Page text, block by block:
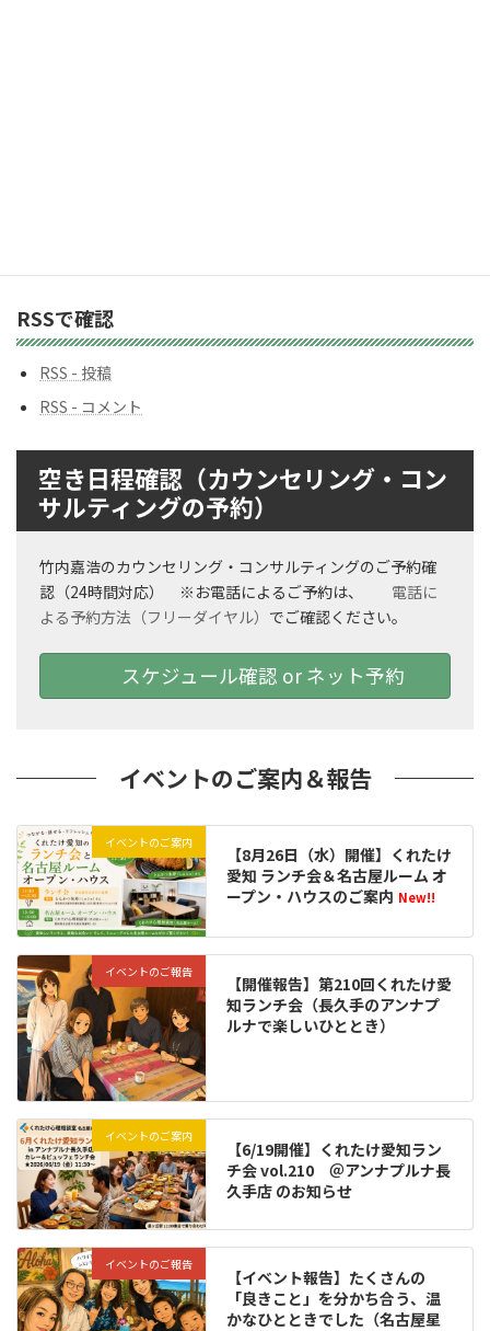
バ
ー
RSSで確認
RSS - 投稿
RSS - コメント
空き日程確認（カウンセリング・コン
サルティングの予約）
竹内嘉浩のカウンセリング・コンサルティングのご予約確
認（24時間対応） ※お電話によるご予約は、
電話に
よる予約方法（フリーダイヤル） でご確認ください。
スケジュール確認 or ネット予約
イベントのご案内＆報告
イベントのご案内
【8月26日（水）開催】くれたけ
愛知 ランチ会＆名古屋ルーム オ
ープン・ハウスのご案内 New!!
イベントのご報告
【開催報告】第210回くれたけ愛
知ランチ会（長久手のアンナプ
ルナで楽しいひととき）
イベントのご案内
【6/19開催】くれたけ愛知ラン
チ会 vol.210 ＠アンナプルナ長
久手店 のお知らせ
イベントのご報告
【イベント報告】たくさんの
「良きこと」を分かち合う、温
かなひとときでした（名古屋星